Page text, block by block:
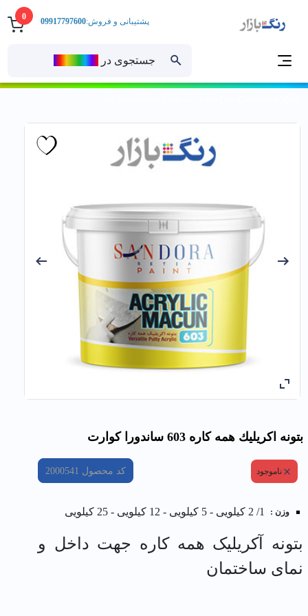
0
جستجوی در
پشتیبانی و فروش:09917797600
بتونه اكريليك همه كاره 603 ساندورا کوارت
ناموجود کد محصول 2000541
وزن : 1/ 2 کیلویی - 5 کیلویی - 12 کیلویی - 25 کیلویی
بتونه آکریلیک همه کاره جهت داخل و
نمای ساختمان